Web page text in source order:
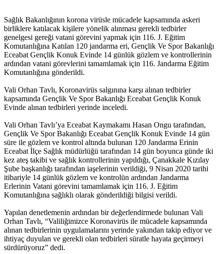
Sağlık Bakanlığının korona virüsle mücadele kapsamında askeri
birliklere katılacak kişilere yönelik alınması gerekli tedbirler
genelgesi gereği vatani görevini yapmak için 116. J. Eğitim
Komutanlığına Katılan 120 jandarma eri, Gençlik Ve Spor Bakanlığı
Eceabat Gençlik Konuk Evinde 14 günlük gözlem ve kontrollerinin
ardından vatani görevlerini tamamlamak için 116. Jandarma Eğitim
Komutanlığına gönderildi.
Vali Orhan Tavlı, Koronavirüs salgınına karşı alınan tedbirler
kapsamında Gençlik Ve Spor Bakanlığı Eceabat Gençlik Konuk
Evinde alınan tedbirleri yerinde inceledi.
Vali Orhan Tavlı’ya Eceabat Kaymakamı Hasan Ongu tarafından,
Gençlik Ve Spor Bakanlığı Eceabat Gençlik Konuk Evinde 14 gün
süre ile gözlem ve kontrol altında bulunan 120 Jandarma Erinin
Eceabat İlçe Sağlık müdürlüğü tarafından 14 gün boyunca günde iki
kez ateş takibi ve sağlık kontrollerinin yapıldığı, Çanakkale Kızılay
Şube başkanlığı tarafından iaşelerinin verildiği, 9 Nisan 2020 tarihi
itibariyle 14 günlük gözlem ve kontrolün ardından Jandarma
Erlerinin Vatani görevini tamamlamak için 116. J. Eğitim
Komutanlığına sağlıklı olarak gönderildiği bilgisi verildi.
Yapılan denetlemenin ardından bir değerlendirmede bulunan Vali
Orhan Tavlı, “Valiliğimizce Koronavirüs ile mücadele kapsamında
alınan tedbirlerinin uygulamalarını yerinde yakından takip ediyor ve
ihtiyaç duyulan ve gerekli olan tedbirleri süratle hayata geçirmeyi
sürdürüyoruz” dedi.